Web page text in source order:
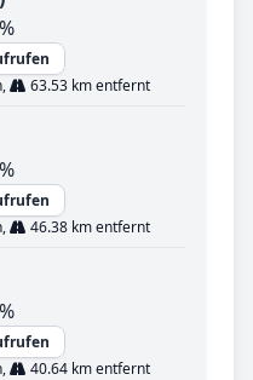
63.53 km entfernt
46.38 km entfernt
40.64 km entfernt